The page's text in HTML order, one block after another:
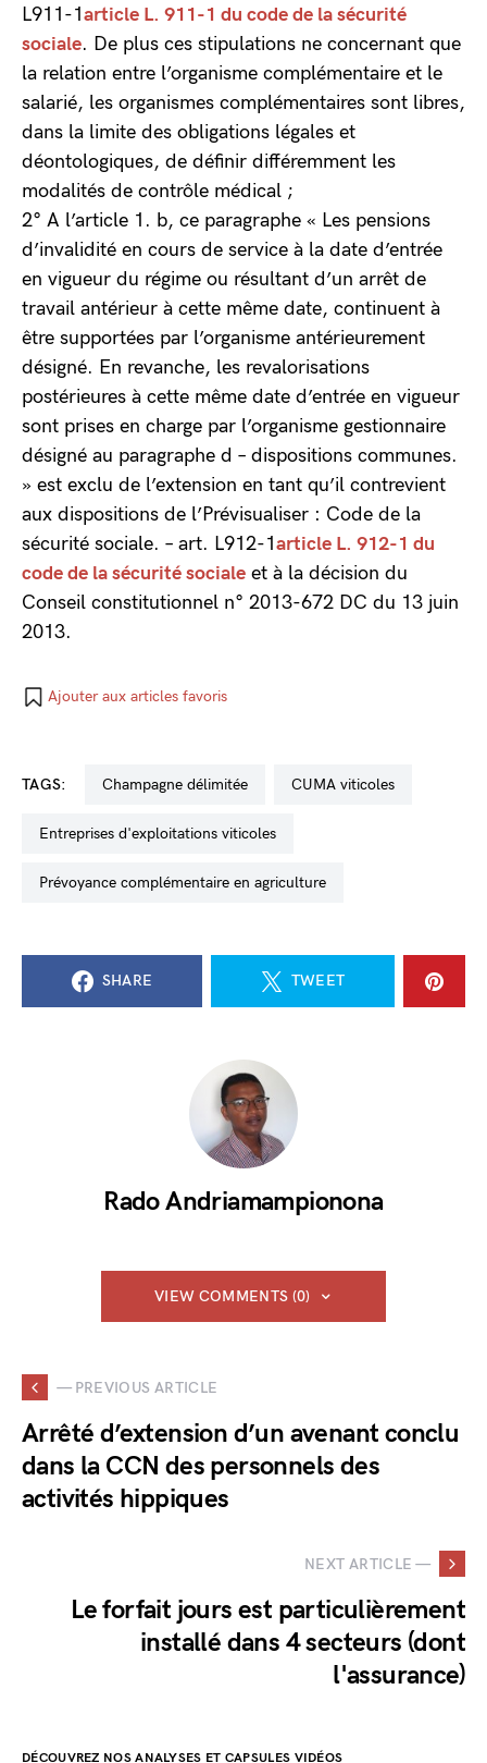
L911-1article L. 911-1 du code de la sécurité
sociale. De plus ces stipulations ne concernant que
la relation entre l’organisme complémentaire et le
salarié, les organismes complémentaires sont libres,
dans la limite des obligations légales et
déontologiques, de définir différemment les
modalités de contrôle médical ;
2° A l’article 1. b, ce paragraphe « Les pensions
d’invalidité en cours de service à la date d’entrée
en vigueur du régime ou résultant d’un arrêt de
travail antérieur à cette même date, continuent à
être supportées par l’organisme antérieurement
désigné. En revanche, les revalorisations
postérieures à cette même date d’entrée en vigueur
sont prises en charge par l’organisme gestionnaire
désigné au paragraphe d – dispositions communes.
» est exclu de l’extension en tant qu’il contrevient
aux dispositions de l’Prévisualiser : Code de la
sécurité sociale. – art. L912-1article L. 912-1 du
code de la sécurité sociale et à la décision du
Conseil constitutionnel n° 2013-672 DC du 13 juin
2013.
Ajouter aux articles favoris
TAGS: Champagne délimitée CUMA viticoles
entreprises d'exploitations viticoles
prévoyance complémentaire en agriculture
SHARE TWEET
Rado Andriamampionona
VIEW COMMENTS (0)
— PREVIOUS ARTICLE
Arrêté d’extension d’un avenant conclu
dans la CCN des personnels des
activités hippiques
NEXT ARTICLE —
Le forfait jours est particulièrement
installé dans 4 secteurs (dont
l'assurance)
DÉCOUVREZ NOS ANALYSES ET CAPSULES VIDÉOS